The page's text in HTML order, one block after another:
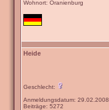
Wohnort: Oranienburg
Heide
Geschlecht:
Anmeldungsdatum: 29.02.2008
Beiträge: 5272